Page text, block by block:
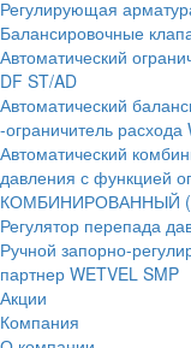
Регулирующая
Балансировочные
Автоматический
DF ST/AD
Автоматический
-ограничитель
Автоматический
давления с функцией
КОМБИНИРОВАННЫЙ
Регулятор перепада
Ручной запорно-
партнер WETVEL SMP
Акции
Компания